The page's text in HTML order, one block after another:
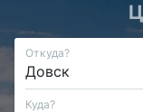
Откуда?
Куда?